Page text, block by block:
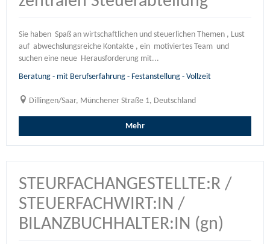
Sie haben Spaß an wirtschaftlichen und steuerlichen Themen , Lust
auf abwechslungsreiche Kontakte , ein motiviertes Team und
suchen eine neue Herausforderung mit...
Beratung - mit Berufserfahrung - Festanstellung - Vollzeit
Dillingen/Saar, Münchener Straße 1, Deutschland
Mehr
STEURFACHANGESTELLTE:R /
STEUERFACHWIRT:IN /
BILANZBUCHHALTER:IN (gn)